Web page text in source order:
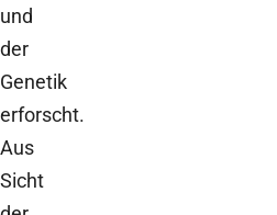
und
der
Genetik
erforscht.
Aus
Sicht